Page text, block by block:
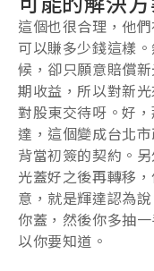
這個也很合理，他
可以賺多少錢這樣
候，卻只願意賠償
期收益，所以對新
對股東交待呀。好
達，這個變成台北
背當初簽的契約。
光蓋好之後再轉移
意，就是輝達認為
你蓋，然後你多抽
以你要知道。